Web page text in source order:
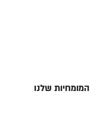
המומחיות שלנו